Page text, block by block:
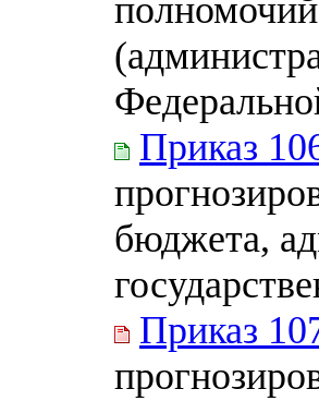
Приказ
бюджета,
Приказ